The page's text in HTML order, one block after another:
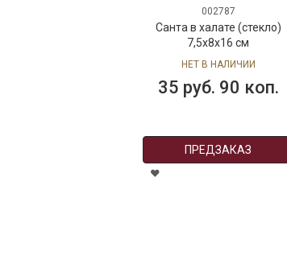
002787
Санта в халате (стекло)
7,5х8х16 см
НЕТ В НАЛИЧИИ
35 руб. 90 коп.
ПРЕДЗАКАЗ